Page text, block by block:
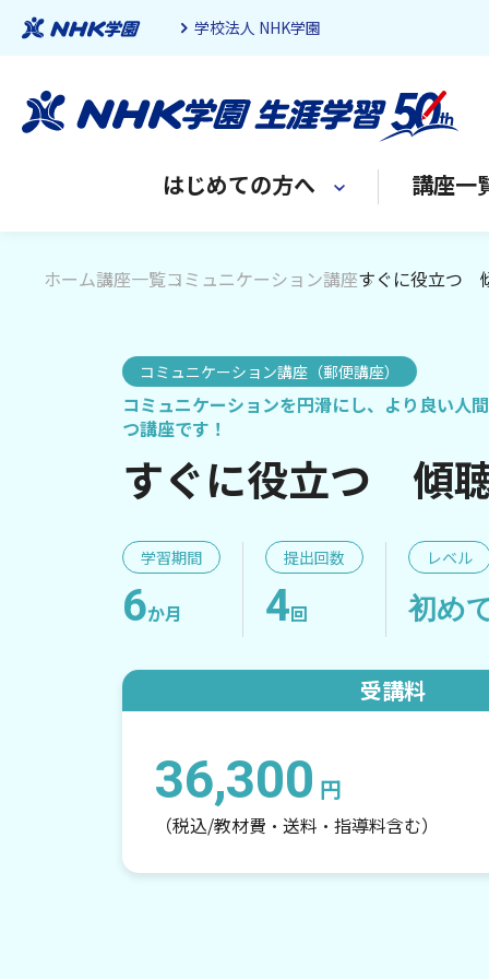
学校法人 NHK学園
はじめての方へ 講座一
ホーム講座一覧コミュニケーション講座すぐに役立つ
コミュニケーション講座（郵便講座）
コミュニケーションを円滑にし、より良い人
つ講座です！
すぐに役立つ 傾
学習期間
6か月
提出回数
4回
レベル
初め
受講料
36,300 円
（税込/教材費・送料・指導料含む）